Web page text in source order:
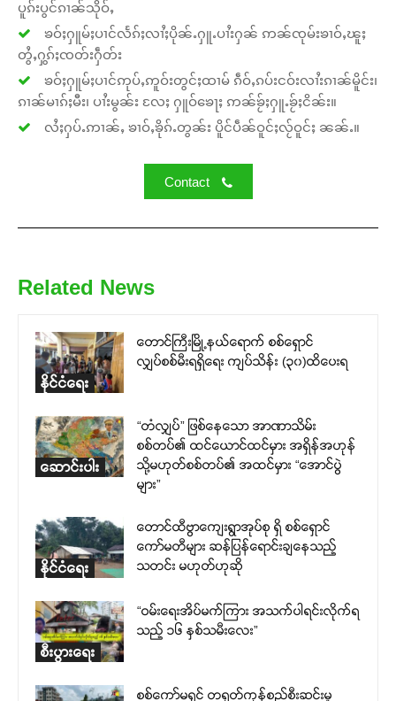
ပူၵ်းပွင်ၵၢၼ်သိုဝ်ႇ
ၶဝ်ႈႁူမ်ႈပၢင်လႅၵ်ႈလၢႆႈပိုၼ်ႉႁူႉပၢႆးႁၼ် ဢၼ်ၸုမ်းၶၢဝ်ႇၽူႈ
တွႆႇႁွၵ်ႈၸတ်းႁဵတ်း
ၶဝ်ႈႁူမ်ႈပၢင်ဢုပ်ႇဢူဝ်းတွင်ႈထၢမ် ၵဵဝ်ႇၵပ်းငဝ်းလၢႆးၵၢၼ်မိူင်း၊
ၵၢၼ်မၢၵ်ႈမီး၊ ပၢႆးမွၼ်း လႄႈ ႁူဝ်ၶေႃႈ ဢၼ်ၶႂ်ႈႁူႉၶႂ်ႈငိၼ်း။
လႆႈႁပ်ႉဢၢၼ်ႇ ၶၢဝ်ႇၶိုၵ်ႉတွၼ်း ပိူင်ပဵၼ်ဝူင်ႈလႂ်ဝူင်ႈ ၼၼ်ႉ။
Contact
Related News
နိုင်ငံရေး
တောင်ကြီးမြို့နယ်ရောက် စစ်ရှောင်
လျှပ်စစ်မီးရရှိရေး ကျပ်သိန်း (၃၀)ထိပေးရ
ဆောင်းပါး
“တံလျှပ်” ဖြစ်နေသော အာဏာသိမ်း
စစ်တပ်၏ ထင်ယောင်ထင်မှား အရှိန်အဟုန်
သို့မဟုတ်စစ်တပ်၏ အထင်မှား “အောင်ပွဲ
များ”
နိုင်ငံရေး
တောင်ထီဗွာကျေးရွာအုပ်စု ရှိ စစ်ရှောင်
ကော်မတီများ ဆန်ပြန်ရောင်းချနေသည့်
သတင်း မဟုတ်ဟုဆို
စီးပွားရေး
“ဝမ်းရေးအိပ်မက်ကြား အသက်ပါရင်းလိုက်ရ
သည့် ၁၆ နှစ်သမီးလေး”
စစ်ကော်မရှင် တရုတ်ကုန်စည်စီးဆင်းမှု